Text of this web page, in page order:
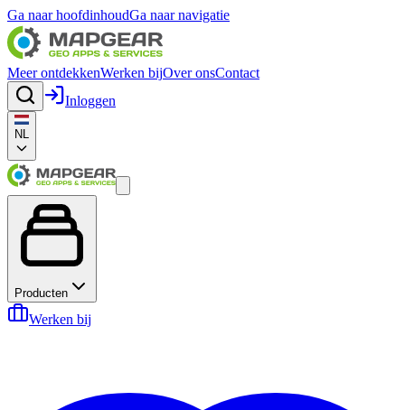
Ga naar hoofdinhoudGa naar navigatie
Meer ontdekkenWerken bijOver onsContact
Inloggen
NL
Producten
Werken bij